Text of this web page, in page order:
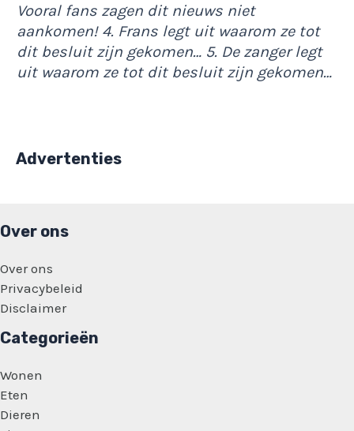
Vooral fans zagen dit nieuws niet
aankomen! 4. Frans legt uit waarom ze tot
dit besluit zijn gekomen… 5. De zanger legt
uit waarom ze tot dit besluit zijn gekomen…
Advertenties
Over ons
Over ons
Privacybeleid
Disclaimer
Categorieën
Wonen
Eten
Dieren